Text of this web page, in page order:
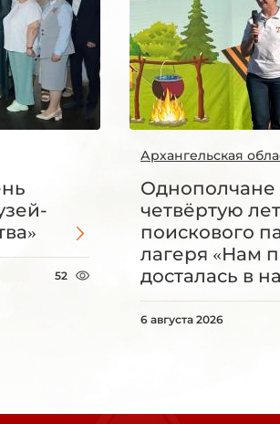
52
Архангельская
Однополчане
четвёртую
поискового
лагеря «Нам
досталась в
6 августа 2026